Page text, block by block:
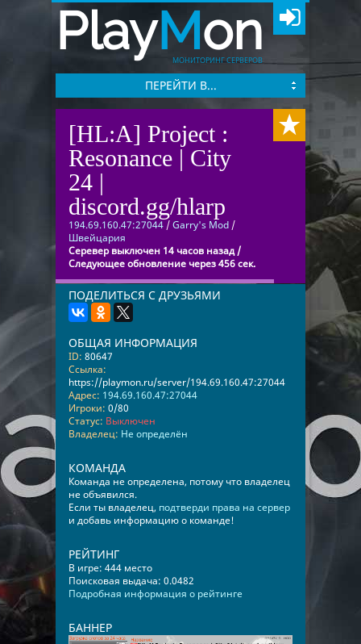
PlayMon
МОНИТОРИНГ СЕРВЕРОВ
ПЕРЕЙТИ В...
[HL:A] Project :
Resonance | City
24 |
discord.gg/hlarp
194.69.160.47:27044 /Garry's Mod /
Швейцария
Серевер выключен 14 часов назад /
Следующее обновление через 456 сек.
ПОДЕЛИТЬСЯ С ДРУЗЬЯМИ
ОБЩАЯ ИНФОРМАЦИЯ
ID: 80647
Ссылка:
https://playmon.ru/server/194.69.160.47:27044
Адрес: 194.69.160.47:27044
Игроки: 0/80
Статус: Выключен
Владелец: Не определён
КОМАНДА
Команда не определена, потому что владелец
не объявился.
Если ты владелец, подтверди права на сервер
и добавь информацию о команде!
РЕЙТИНГ
В игре: 444 место
Поисковая выдача: 0.0482
Подробная информация о рейтинге
БАННЕР